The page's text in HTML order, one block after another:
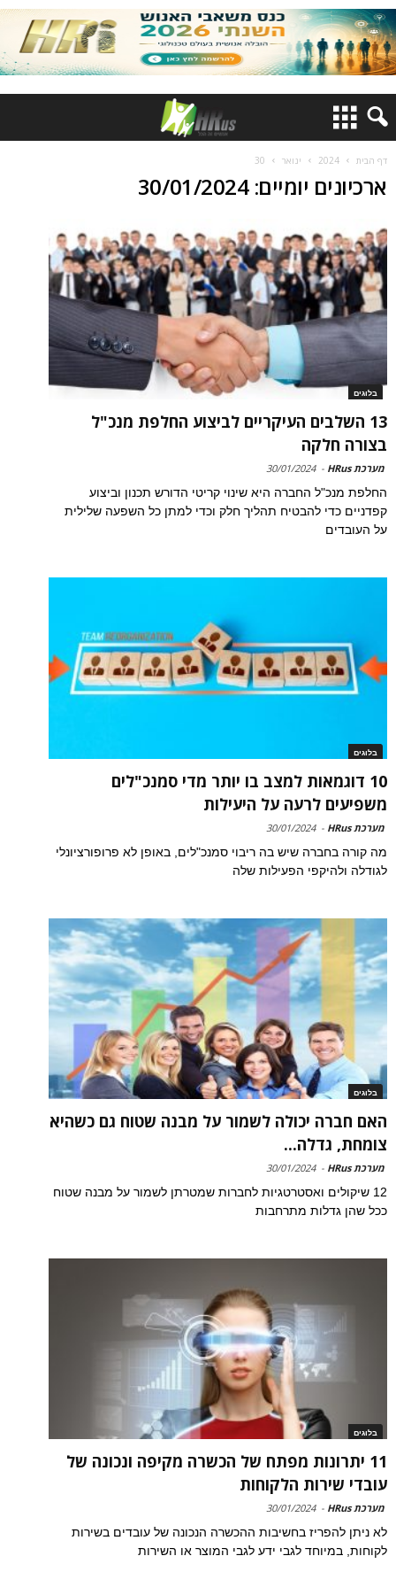
דף הבית 2024 ינואר 30
ארכיונים יומיים: 30/01/2024
בלוגים
13 השלבים העיקריים לביצוע החלפת מנכ"ל
בצורה חלקה
מערכת HRus -
30/01/2024
החלפת מנכ"ל החברה היא שינוי קריטי הדורש תכנון וביצוע
קפדניים כדי להבטיח תהליך חלק וכדי למתן כל השפעה שלילית
על העובדים
בלוגים
10 דוגמאות למצב בו יותר מדי סמנכ"לים
משפיעים לרעה על היעילות
מערכת HRus -
30/01/2024
מה קורה בחברה שיש בה ריבוי סמנכ"לים, באופן לא פרופורציונלי
לגודלה ולהיקפי הפעילות שלה
בלוגים
האם חברה יכולה לשמור על מבנה שטוח גם כשהיא
צומחת, גדלה...
מערכת HRus -
30/01/2024
12 שיקולים ואסטרטגיות לחברות שמטרתן לשמור על מבנה שטוח
ככל שהן גדלות מתרחבות
בלוגים
11 יתרונות מפתח של הכשרה מקיפה ונכונה של
עובדי שירות הלקוחות
מערכת HRus -
30/01/2024
לא ניתן להפריז בחשיבות ההכשרה הנכונה של עובדים בשירות
לקוחות, במיוחד לגבי ידע לגבי המוצר או השירות